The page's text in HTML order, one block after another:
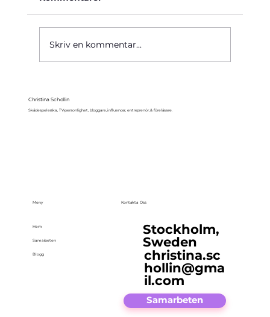
Skriv en kommentar...
Christina Schollin
Skådespelerska, TV-personlighet, bloggare, influencer, entreprenör, & föreläsare.
Meny
Hem
Samarbeten
Blogg
Kontakta Oss
Stockholm,
Sweden
christina.sc
hollin@gma
il.com
Samarbeten